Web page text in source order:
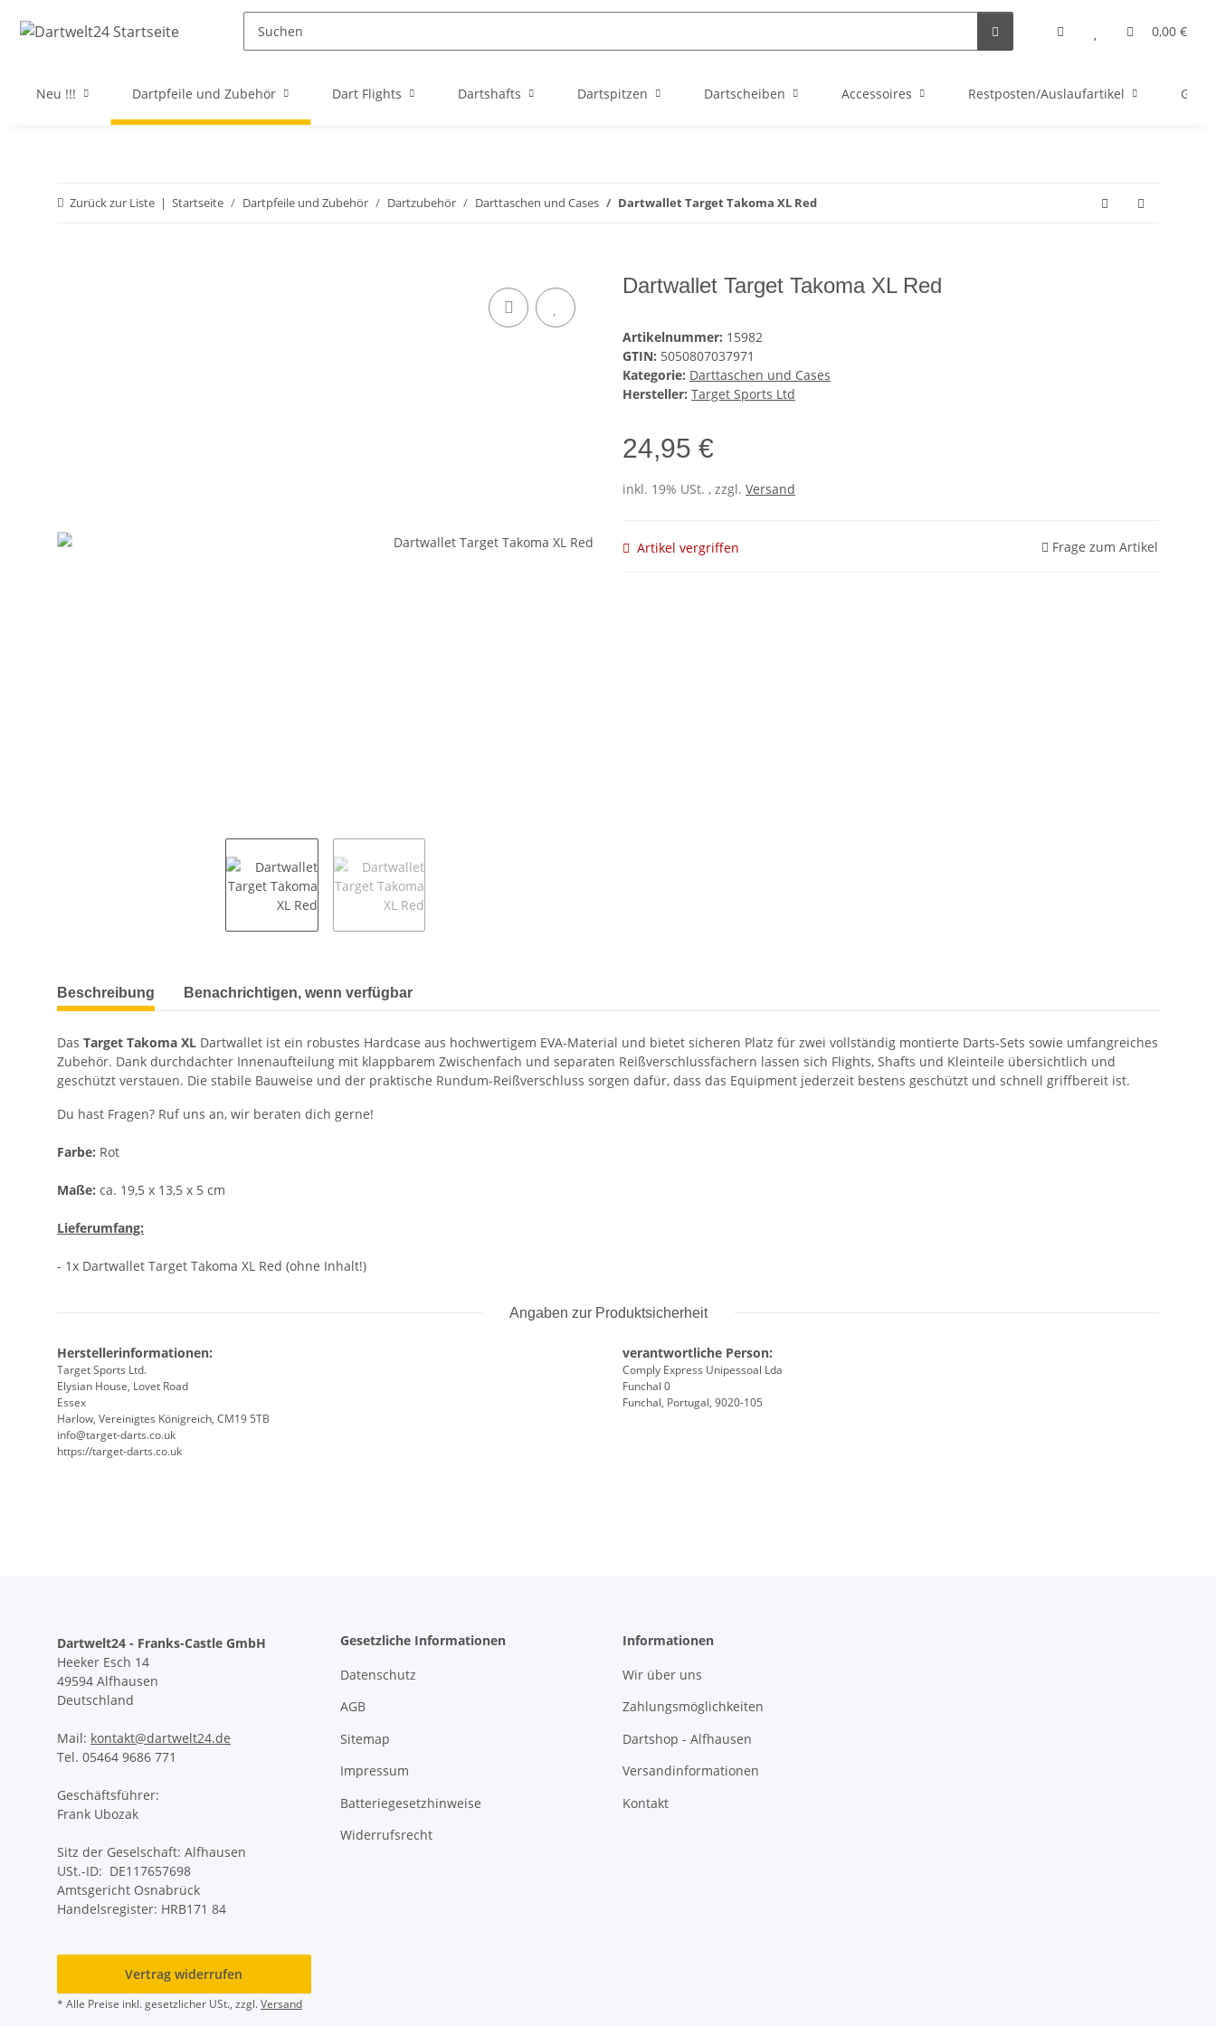
0,00 €
Neu !!! Dartpfeile und Zubehör Dart Flights Dartshafts Dartspitzen Dartscheiben Accessoires Restposten/Auslaufartikel
Zurück zur Liste Startseite Dartpfeile und Zubehör Dartzubehör Darttaschen und Cases Dartwallet Target Takoma XL Red
Dartwallet Target Takoma XL Red
Artikelnummer: 15982
GTIN: 5050807037971
Kategorie: Darttaschen und Cases
Hersteller: Target Sports Ltd
24,95 €
inkl. 19% USt. , zzgl. Versand
Artikel vergriffen Frage zum Artikel
weitere Registerkarten anzeigen
Beschreibung Benachrichtigen, wenn verfügbar
Das Target Takoma XL Dartwallet ist ein robustes Hardcase aus hochwertigem EVA-Material und bietet sicheren Platz für zwei vollständig montierte Darts-Sets sowie umfangreiches
Zubehör. Dank durchdachter Innenaufteilung mit klappbarem Zwischenfach und separaten Reißverschlussfächern lassen sich Flights, Shafts und Kleinteile übersichtlich und
geschützt verstauen. Die stabile Bauweise und der praktische Rundum-Reißverschluss sorgen dafür, dass das Equipment jederzeit bestens geschützt und schnell griffbereit ist.
Du hast Fragen? Ruf uns an, wir beraten dich gerne!
Farbe: Rot
Maße: ca. 19,5 x 13,5 x 5 cm
Lieferumfang:
- 1x Dartwallet Target Takoma XL Red (ohne Inhalt!)
Angaben zur Produktsicherheit
Herstellerinformationen:
Target Sports Ltd.
Elysian House, Lovet Road
Essex
Harlow, Vereinigtes Königreich, CM19 5TB
info@target-darts.co.uk
https://target-darts.co.uk
verantwortliche Person:
Comply Express Unipessoal Lda
Funchal 0
Funchal, Portugal, 9020-105
Dartwelt24 - Franks-Castle GmbH
Heeker Esch 14
49594 Alfhausen
Deutschland
Mail: kontakt@dartwelt24.de
Tel. 05464 9686 771
Geschäftsführer:
Frank Ubozak
Sitz der Geselschaft: Alfhausen
USt.-ID: DE117657698
Amtsgericht Osnabrück
Handelsregister: HRB171 84
Gesetzliche Informationen
Datenschutz
AGB
Sitemap
Impressum
Batteriegesetzhinweise
Widerrufsrecht
Informationen
Wir über uns
Zahlungsmöglichkeiten
Dartshop - Alfhausen
Versandinformationen
Kontakt
Vertrag widerrufen
* Alle Preise inkl. gesetzlicher USt., zzgl.Versand